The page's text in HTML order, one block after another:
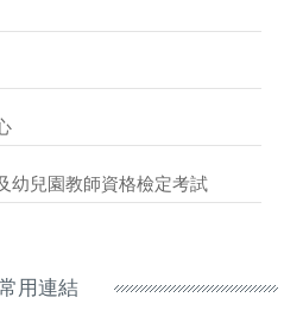
幼兒園教師資格檢定考試
用連結